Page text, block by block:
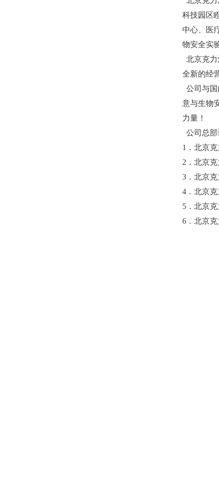
科技园区
中心、
医
物安全实
北京克
全新的经
公司与
意与生物
力量！
公司总
1． 北京
2． 北京
3． 北京
4． 北京
5． 北京
6． 北京